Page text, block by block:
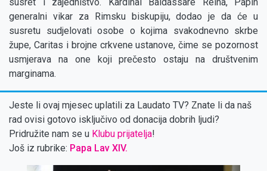
susret i zajedništvo. Kardinal Baldassare Reina, Papin
generalni vikar za Rimsku biskupiju, dodao je da će u
susretu sudjelovati osobe o kojima svakodnevno skrbe
župe, Caritas i brojne crkvene ustanove, čime se pozornost
usmjerava na one koji prečesto ostaju na društvenim
marginama.
Jeste li ovaj mjesec uplatili za Laudato TV? Znate li da naš
rad ovisi gotovo isključivo od donacija dobrih ljudi?
Pridružite nam se u Klubu prijatelja!
Još iz rubrike: Papa Lav XIV.